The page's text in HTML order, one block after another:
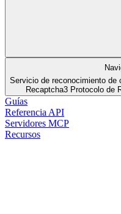
Servicio de reconocimiento de
Recaptcha3 Protocolo de
Guías
Referencia API
Servidores MCP
Recursos